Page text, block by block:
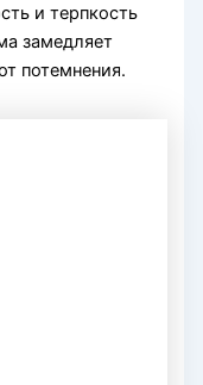
и терпкость
замедляет
потемнения.